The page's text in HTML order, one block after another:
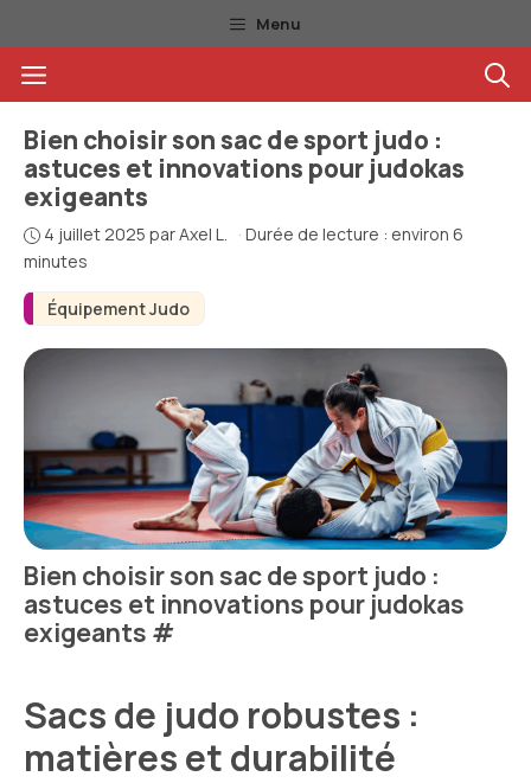
au
contenu
Menu
Menu
Équipement Judo
Bien choisir son sac de sport judo :
astuces et innovations pour judokas
exigeants
4 juillet 2025 parAxel L. · Durée de lecture : environ 6
minutes
Bien choisir son sac de sport judo :
astuces et innovations pour judokas
exigeants #
Sacs de judo robustes :
matières et durabilité